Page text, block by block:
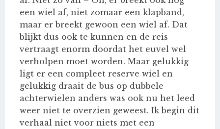
een wiel af, niet zomaar een klapband,
maar er breekt gewoon een wiel af. Dat
blijkt dus ook te kunnen en de reis
vertraagt enorm doordat het euvel wel
verholpen moet worden. Maar gelukkig
ligt er een compleet reserve wiel en
gelukkig draait de bus op dubbele
achterwielen anders was ook nu het leed
weer niet te overzien geweest. Ik begin dit
verhaal niet voor niets met een